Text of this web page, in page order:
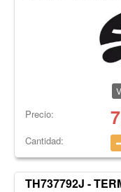
Precio:
Cantidad:
TH737792J -